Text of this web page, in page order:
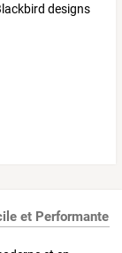
designs
et Performante